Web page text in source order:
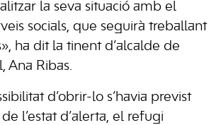
la seva situació amb el
socials, que seguirà treballant
ha dit la tinent d’alcalde de
Ana Ribas.
d’obrir-lo s’havia previst
l’estat d’alerta, el refugi